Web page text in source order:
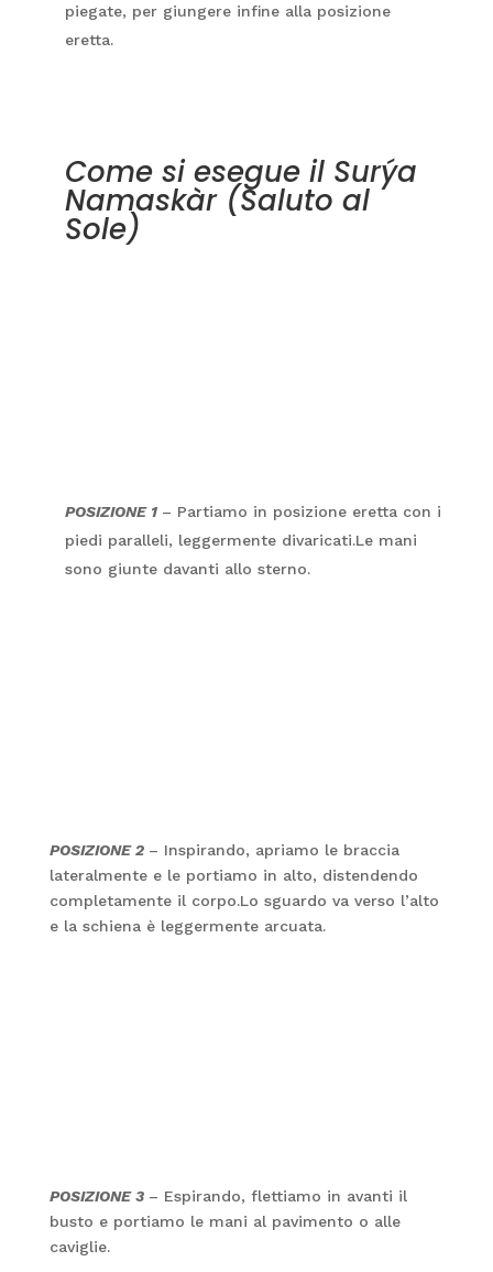
piegate, per giungere infine alla posizione
eretta.
Come si esegue il Surýa
Namaskàr (Saluto al
Sole)
POSIZIONE 1 – Partiamo in posizione eretta con i
piedi paralleli, leggermente divaricati.Le mani
sono giunte davanti allo sterno.
POSIZIONE 2 – Inspirando, apriamo le braccia
lateralmente e le portiamo in alto, distendendo
completamente il corpo.Lo sguardo va verso l’alto
e la schiena è leggermente arcuata.
POSIZIONE 3 – Espirando, flettiamo in avanti il
busto e portiamo le mani al pavimento o alle
caviglie.